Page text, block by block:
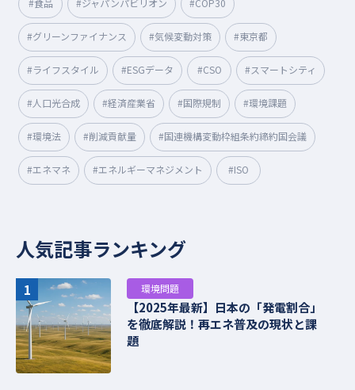
#グリーンファイナンス #気候変動対策 #東京都
#ライフスタイル #ESGデータ #CSO #スマートシティ
#人口光合成 #経済産業省 #国際規制 #環境課題
#環境法 #削減貢献量 #国連機構変動枠組条約締約国会議
#エネマネ #エネルギーマネジメント #ISO
人気記事ランキング
1 環境問題
【2025年最新】日本の「発電割合」
を徹底解説！再エネ普及の現状と課
題